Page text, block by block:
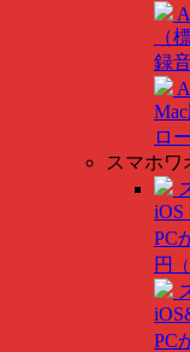
（
録
ロ
スマホワ
iOS
PC
円
PC